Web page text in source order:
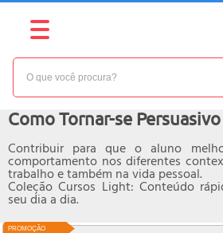
PROMOÇÃO
NÍVEL: BÁSICO
Como Tornar-se Persuasivo
Contribuir para que o aluno
comportamento nos diferentes
trabalho e também na vida pessoal.
Coleção Cursos Light: Conteúdo
seu dia a dia.